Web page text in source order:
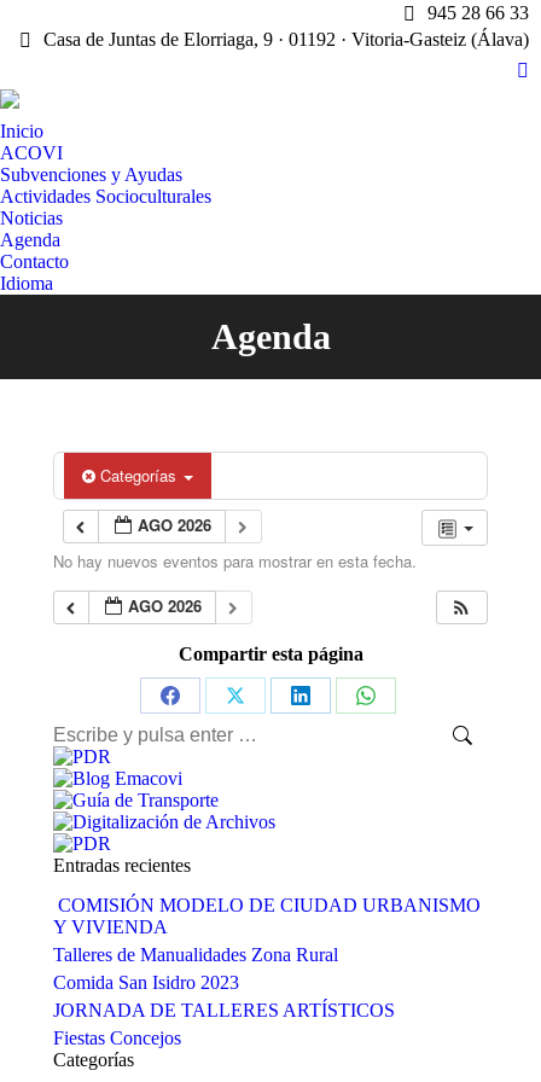
945 28 66 33
Casa de Juntas de Elorriaga, 9 · 01192 · Vitoria-Gasteiz (Álava)
X
Inicio
ACOVI
Subvenciones y Ayudas
Actividades Socioculturales
Noticias
Agenda
Contacto
Idioma
Agenda
Estás aquí:
Categorías
AGO 2026
No hay nuevos eventos para mostrar en esta fecha.
AGO 2026
Compartir esta página
Share
on
Facebook
Share
on
Share
Share
Buscar:
Entradas recientes
COMISIÓN MODELO DE CIUDAD URBANISMO
Y VIVIENDA
Talleres de Manualidades Zona Rural
Comida San Isidro 2023
JORNADA DE TALLERES ARTÍSTICOS
Fiestas Concejos
Categorías